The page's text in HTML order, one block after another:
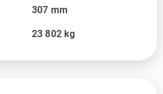
307 mm
23 802 kg